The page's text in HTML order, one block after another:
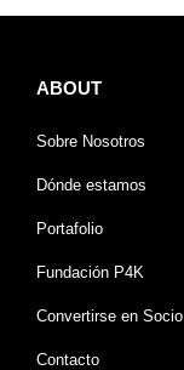
ABOUT
Sobre Nosotros
Dónde estamos
Portafolio
Fundación P4K
Convertirse en Socio
Contacto